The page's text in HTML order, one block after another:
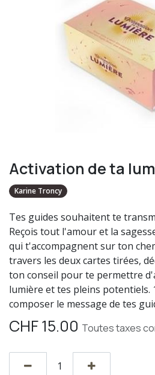
Activation de ta
Karine Troncy
Tes guides souhaitent te
Reçois tout l'amour et la
qui t'accompagnent sur ton
travers les deux cartes tirées,
ton conseil pour te permettre
lumière et tes pleins potentiels.
composer le message de tes
CHF15.00 Toutes taxes